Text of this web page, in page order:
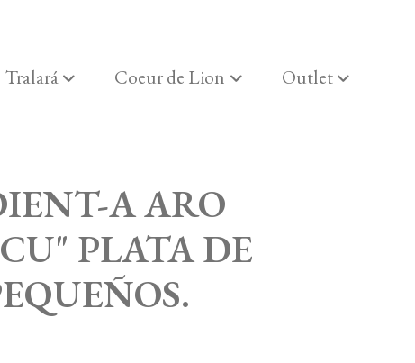
Tralará Coeur de Lion Outlet
A ARO
PLATA DE